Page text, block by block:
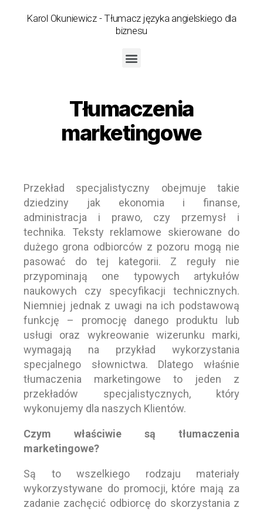
Karol Okuniewicz - Tłumacz języka angielskiego dla
biznesu
Tłumaczenia
marketingowe
Przekład specjalistyczny obejmuje takie
dziedziny jak ekonomia i finanse,
administracja i prawo, czy przemysł i
technika. Teksty reklamowe skierowane do
dużego grona odbiorców z pozoru mogą nie
pasować do tej kategorii. Z reguły nie
przypominają one typowych artykułów
naukowych czy specyfikacji technicznych.
Niemniej jednak z uwagi na ich podstawową
funkcję – promocję danego produktu lub
usługi oraz wykreowanie wizerunku marki,
wymagają na przykład wykorzystania
specjalnego słownictwa. Dlatego właśnie
tłumaczenia marketingowe to jeden z
przekładów specjalistycznych, który
wykonujemy dla naszych Klientów.
Czym właściwie są tłumaczenia
marketingowe?
Są to wszelkiego rodzaju materiały
wykorzystywane do promocji, które mają za
zadanie zachęcić odbiorcę do skorzystania z